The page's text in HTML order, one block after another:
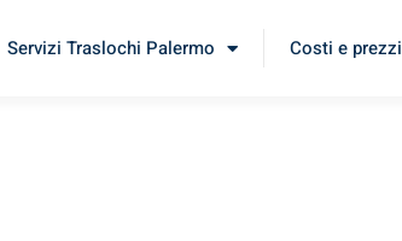
Servizi Traslochi Palermo Costi e prezzi